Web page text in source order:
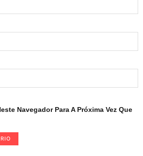
Navegador Para A Próxima Vez Que